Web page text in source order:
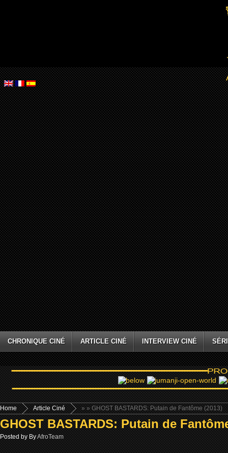
CHRONIQUE CINÉ ARTICLE CINÉ INTERVIEW CINÉ
Home »
Article Ciné » GHOST BASTARDS: Putain de Fantôme (2013)
GHOST BASTARDS: Putain de
Posted by ByAfroTeam